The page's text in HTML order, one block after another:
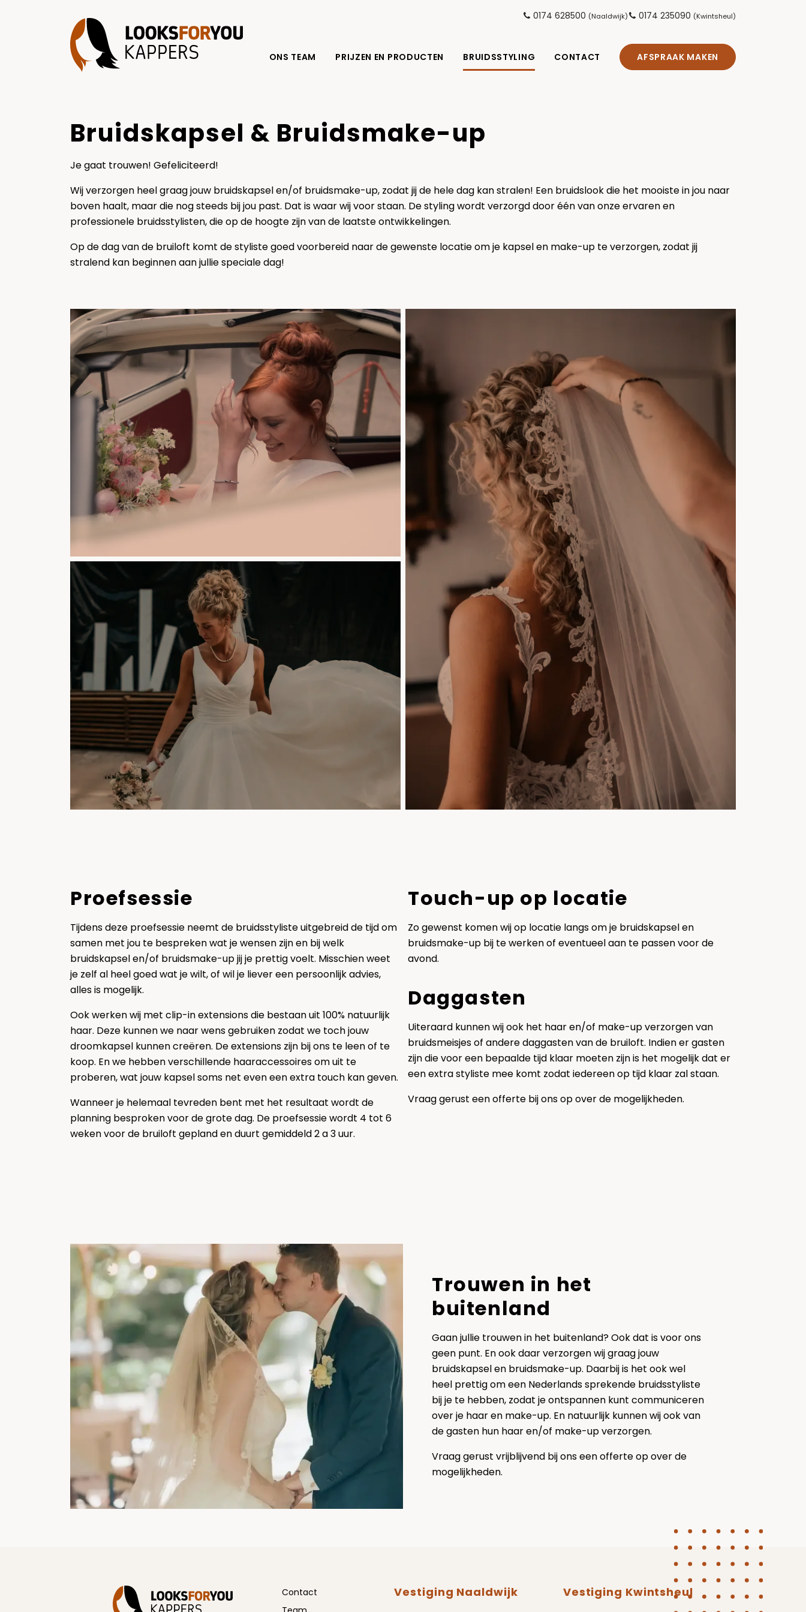
ONS TEAM PRIJZEN EN PRODUCTEN BRUIDSSTYLING CONTACT AFSPRAAK MAKEN
0174 628500 (Naaldwijk) 0174 235090 (Kwintsheul)
Bruidskapsel & Bruidsmake-up
Je gaat trouwen! Gefeliciteerd!
Wij verzorgen heel graag jouw bruidskapsel en/of bruidsmake-up, zodat jij de hele dag kan stralen! Een bruidslook die het mooiste in jou naar
boven haalt, maar die nog steeds bij jou past. Dat is waar wij voor staan. De styling wordt verzorgd door één van onze ervaren en
professionele bruidsstylisten, die op de hoogte zijn van de laatste ontwikkelingen.
Op de dag van de bruiloft komt de styliste goed voorbereid naar de gewenste locatie om je kapsel en make-up te verzorgen, zodat jij
stralend kan beginnen aan jullie speciale dag!
Proefsessie
Tijdens deze proefsessie neemt de bruidsstyliste uitgebreid de tijd om
samen met jou te bespreken wat je wensen zijn en bij welk
bruidskapsel en/of bruidsmake-up jij je prettig voelt. Misschien weet
je zelf al heel goed wat je wilt, of wil je liever een persoonlijk advies,
alles is mogelijk.
Ook werken wij met clip-in extensions die bestaan uit 100% natuurlijk
haar. Deze kunnen we naar wens gebruiken zodat we toch jouw
droomkapsel kunnen creëren. De extensions zijn bij ons te leen of te
koop. En we hebben verschillende haaraccessoires om uit te
proberen, wat jouw kapsel soms net even een extra touch kan geven.
Wanneer je helemaal tevreden bent met het resultaat wordt de
planning besproken voor de grote dag. De proefsessie wordt 4 tot 6
weken voor de bruiloft gepland en duurt gemiddeld 2 a 3 uur.
Touch-up op locatie
Zo gewenst komen wij op locatie langs om je bruidskapsel en
bruidsmake-up bij te werken of eventueel aan te passen voor de
avond.
Daggasten
Uiteraard kunnen wij ook het haar en/of make-up verzorgen van
bruidsmeisjes of andere daggasten van de bruiloft. Indien er gasten
zijn die voor een bepaalde tijd klaar moeten zijn is het mogelijk dat er
een extra styliste mee komt zodat iedereen op tijd klaar zal staan.
Vraag gerust een offerte bij ons op over de mogelijkheden.
Trouwen in het
buitenland
Gaan jullie trouwen in het buitenland? Ook dat is voor ons
geen punt. En ook daar verzorgen wij graag jouw
bruidskapsel en bruidsmake-up. Daarbij is het ook wel
heel prettig om een Nederlands sprekende bruidsstyliste
bij je te hebben, zodat je ontspannen kunt communiceren
over je haar en make-up. En natuurlijk kunnen wij ook van
de gasten hun haar en/of make-up verzorgen.
Vraag gerust vrijblijvend bij ons een offerte op over de
mogelijkheden.
Contact
Vestiging Naaldwijk Vestiging Kwintsheul